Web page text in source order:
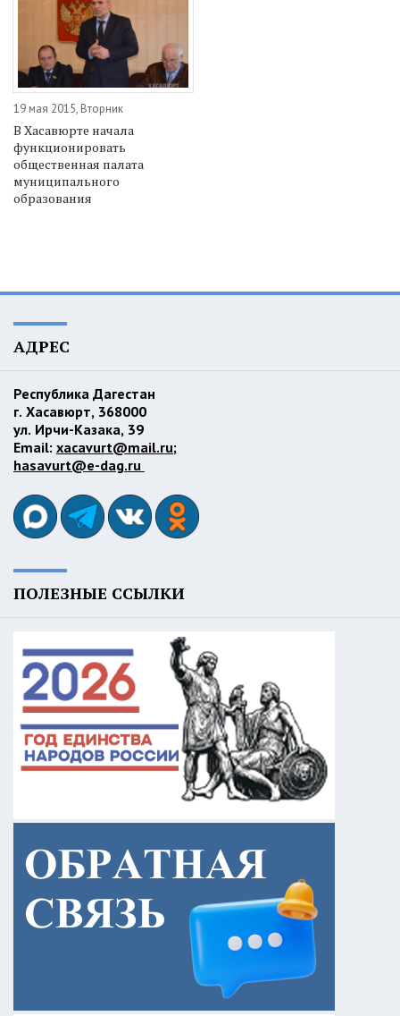
19 мая 2015, Вторник
В Хасавюрте начала
функционировать
общественная палата
муниципального
образования
АДРЕС
Республика Дагестан
г. Хасавюрт, 368000
ул. Ирчи-Казака, 39
Email: xacavurt@mail.ru;
hasavurt@e-dag.ru
ПОЛЕЗНЫЕ ССЫЛКИ